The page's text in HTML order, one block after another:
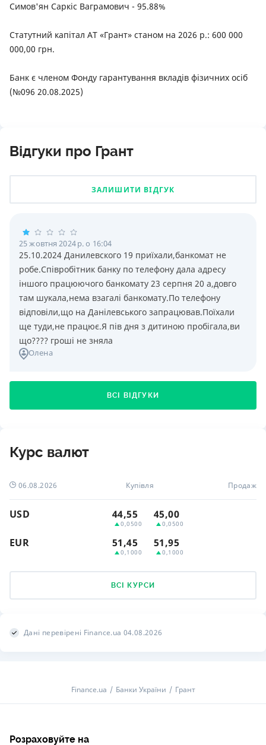
Симов'ян Саркіс Ваграмович - 95.88%
Статутний капітал АТ «Грант» станом на 2026 р.: 600 000
000,00 грн.
Банк є членом Фонду гарантування вкладів фізичних осіб
(№096 20.08.2025)
Відгуки про Грант
ЗАЛИШИТИ ВІДГУК
25 жовтня 2024 р. о 16:04
25.10.2024 Данилевского 19 приїхали,банкомат не
робе.Співробітник банку по телефону дала адресу
іншого працюючого банкомату 23 серпня 20 а,довго
там шукала,нема взагалі банкомату.По телефону
відповіли,що на Данілевського запрацював.Поїхали
ще туди,не працює.Я пів дня з дитиною пробігала,ви
що???? гроші не зняла
Олена
ВСІ ВІДГУКИ
Курс валют
06.08.2026 Купівля Продаж
USD 44,55
0,0500
45,00
0,0500
EUR 51,45
0,1000
51,95
0,1000
ВСІ КУРСИ
Дані перевірені Finance.ua 04.08.2026
Finance.ua Банки України Грант
Розраховуйте на